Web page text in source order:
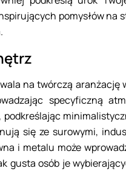
pomysłów na
na twórczą aranżację
specyficzną
się ze surowymi,
i metalu może
gusta osób je